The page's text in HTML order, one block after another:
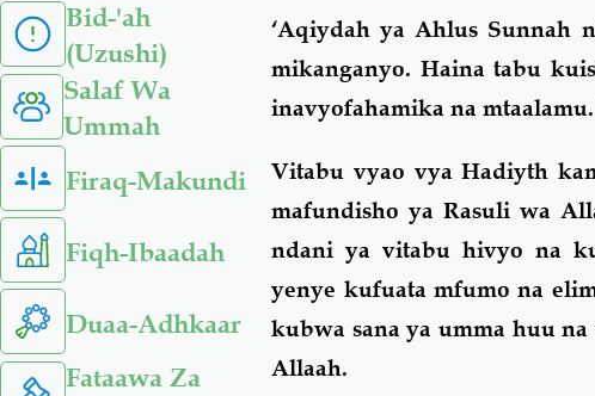
Bid-'ah
(Uzushi)
Salaf Wa
Ummah
Firaq-Makundi
Fiqh-Ibaadah
Duaa-Adhkaar
Fataawa Za
‘Aqiydah ya Ahlus Sunnah
mikanganyo. Haina tabu
inavyofahamika na
Vitabu vyao vya Hadiyth
mafundisho ya Rasuli wa
ndani ya vitabu hivyo na
yenye kufuata mfumo na
kubwa sana ya umma huu
Allaah.